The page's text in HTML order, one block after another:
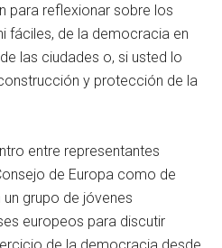
para reflexionar sobre los
fáciles, de la democracia en
las ciudades o, si usted lo
y protección de la
entre representantes
de Europa como de
grupo de jóvenes
europeos para discutir